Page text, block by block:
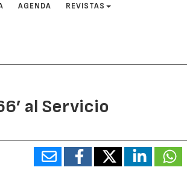
AGENDA REVISTAS
al Servicio